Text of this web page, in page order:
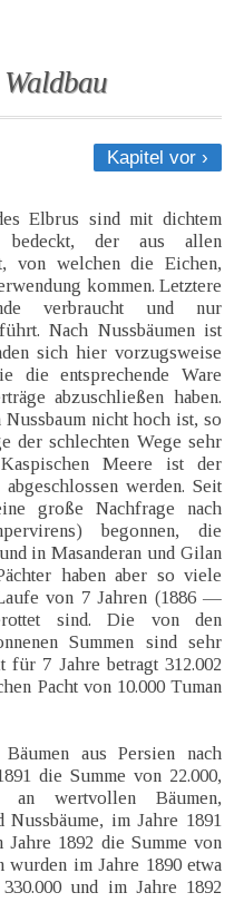
Kapitel vor ›
Elbrus sind mit dichtem
bedeckt, der aus allen
von welchen die Eichen,
kommen. Letztere
verbraucht und nur
Nach Nussbäumen ist
sich hier vorzugsweise
die entsprechende Ware
abzuschließen haben.
nicht hoch ist, so
der schlechten Wege sehr
Meere ist der
werden. Seit
große Nachfrage nach
begonnen, die
in Masanderan und Gilan
haben aber so viele
von 7 Jahren (1886 —
sind. Die von den
Summen sind sehr
7 Jahre betragt 312.002
Pacht von 10.000 Tuman
aus Persien nach
die Summe von 22.000,
wertvollen Bäumen,
im Jahre 1891
Jahre 1892 die Summe von
im Jahre 1890 etwa
und im Jahre 1892